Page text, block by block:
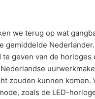
we terug op wat
gemiddelde
geven van de horloges
zouden kunnen komen.
zoals de LED-